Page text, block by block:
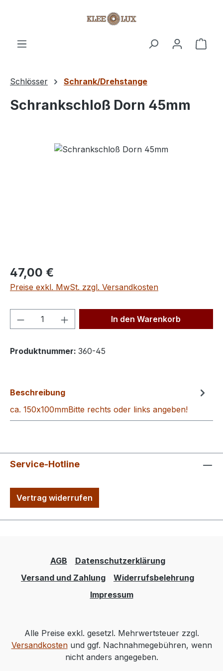
Schlösser Schrank/Drehstange
Schrankschloß Dorn 45mm
Regulärer Preis:
47,00 €
Preise exkl. MwSt. zzgl. Versandkosten
Produkt Anzahl: Gib denIn den Warenkorb
Produktnummer: 360-45
Beschreibung
ca. 150x100mmBitte rechts oder links angeben!
Service-Hotline
Vertrag widerrufen
AGB
Datenschutzerklärung
Versand und Zahlung
Widerrufsbelehrung
Impressum
Alle Preise exkl. gesetzl. Mehrwertsteuer zzgl.
Versandkostenund ggf. Nachnahmegebühren, wenn
nicht anders angegeben.